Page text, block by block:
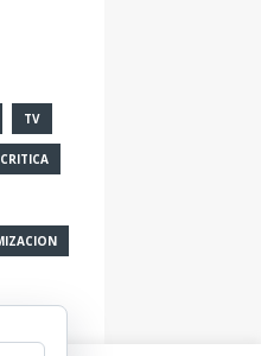
TV
CRITICA